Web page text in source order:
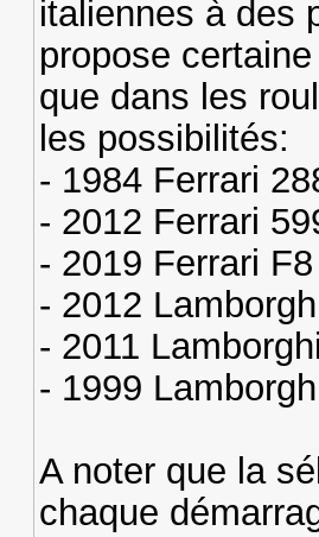
italiennes à des
propose
que dans les
les possibilités:
- 1984 Ferrari
- 2012 Ferrari
- 2019 Ferrari
- 2012
- 2011
- 1999
A noter que la
chaque